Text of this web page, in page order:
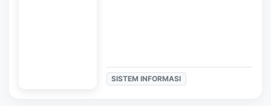
SISTEM INFORMASI